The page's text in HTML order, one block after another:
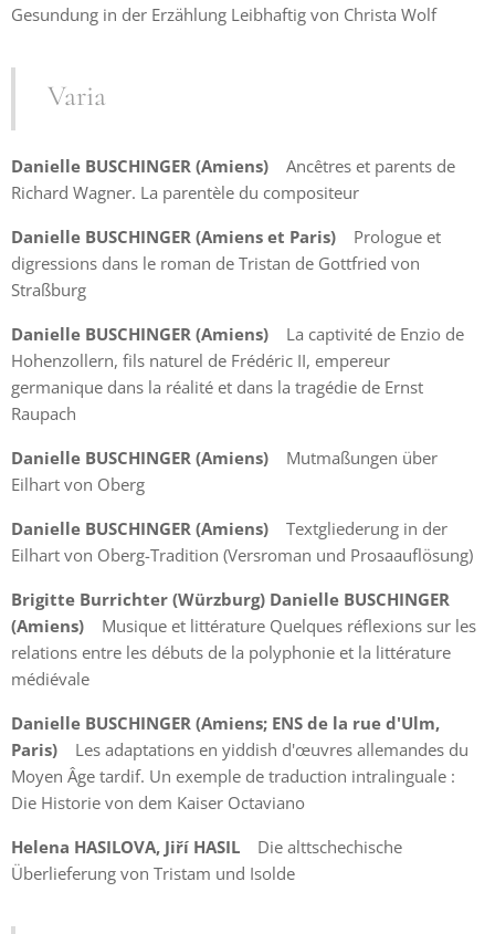
Gesundung in der Erzählung Leibhaftig von Christa Wolf
Varia
Danielle BUSCHINGER (Amiens)
Ancêtres et parents de
Richard Wagner. La parentèle du compositeur
Danielle BUSCHINGER (Amiens et Paris)
Prologue et
digressions dans le roman de Tristan de Gottfried von
Straßburg
Danielle BUSCHINGER (Amiens)
La captivité de Enzio de
Hohenzollern, fils naturel de Frédéric II, empereur
germanique dans la réalité et dans la tragédie de Ernst
Raupach
Danielle BUSCHINGER (Amiens)
Mutmaßungen über
Eilhart von Oberg
Danielle BUSCHINGER (Amiens)
Textgliederung in der
Eilhart von Oberg-Tradition (Versroman und Prosaauflösung)
Brigitte Burrichter (Würzburg) Danielle BUSCHINGER
(Amiens)
Musique et littérature Quelques réflexions sur les
relations entre les débuts de la polyphonie et la littérature
médiévale
Danielle BUSCHINGER (Amiens; ENS de la rue d'Ulm,
Paris)
Les adaptations en yiddish d'œuvres allemandes du
Moyen Âge tardif. Un exemple de traduction intralinguale :
Die Historie von dem Kaiser Octaviano
Helena HASILOVA, Jiří HASIL
Die alttschechische
Überlieferung von Tristam und Isolde